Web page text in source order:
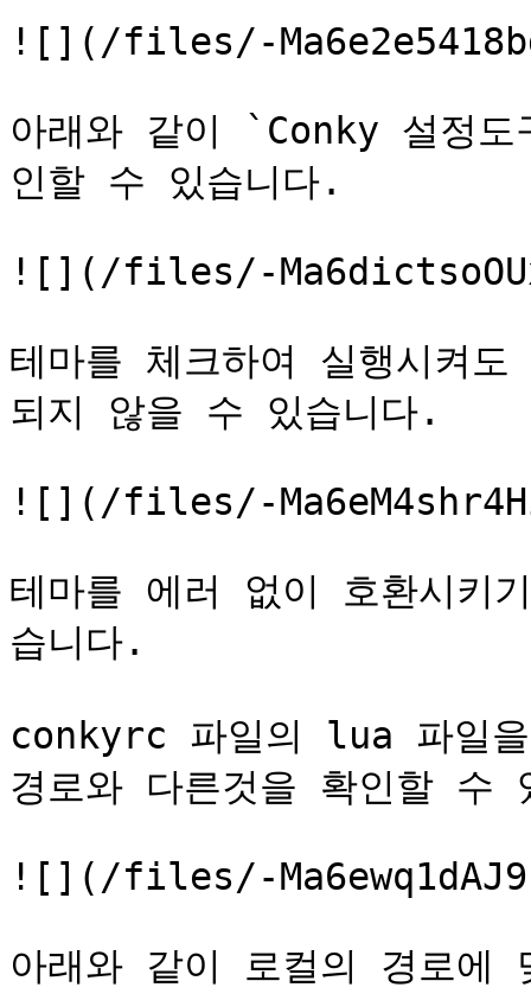
![](/files/-
아래와 같이 `Conky 설정
인할 수 있습니다.
![](/files/-
테마를 체크하여 실행시켜
되지 않을 수 있습니다.
![](/files/-
테마를 에러 없이 호환시키
습니다.
conkyrc 파일의 lua 파일을
경로와 다른것을 확인할 수
![](/files/-
아래와 같이 로컬의 경로에